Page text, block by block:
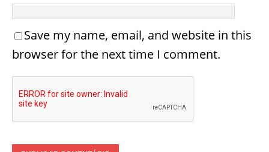
Save my name, email, and website in this
browser for the next time I comment.